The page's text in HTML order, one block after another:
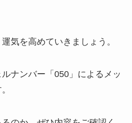
気を高めていきましょう。
ナンバー「050」によるメッ